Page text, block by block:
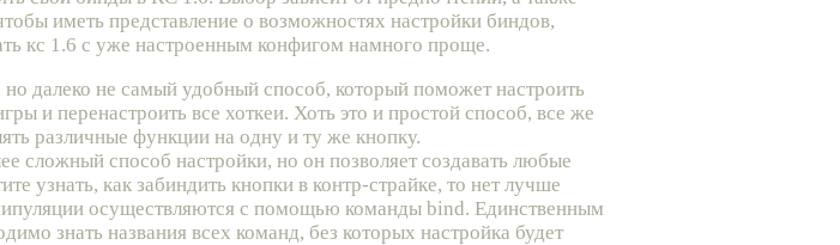
иметь представление о возможностях настройки биндов,
кс 1.6 с уже настроенным конфигом намного проще.
далеко не самый удобный способ, который поможет настроить
и перенастроить все хоткеи. Хоть это и простой способ, все же
различные функции на одну и ту же кнопку.
сложный способ настройки, но он позволяет создавать любые
узнать, как забиндить кнопки в контр-страйке, то нет лучше
осуществляются с помощью команды bind. Единственным
знать названия всех команд, без которых настройка будет